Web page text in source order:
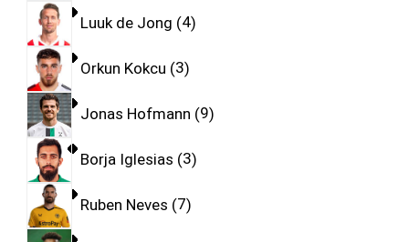
Luuk de Jong 4
Orkun Kokcu 3
Jonas Hofmann 9
Borja Iglesias 3
Ruben Neves 7